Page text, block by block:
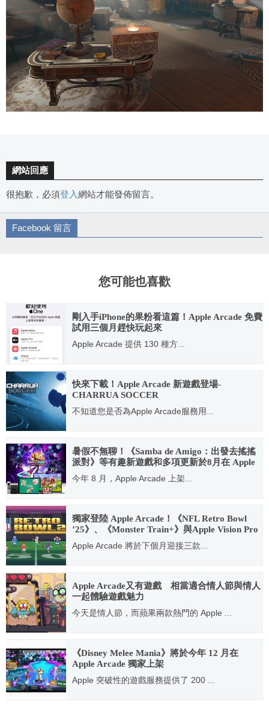
網站回應
很抱歉，必須登入網站才能發佈留言。
Facebook 留言
您可能也喜歡
剛入手iPhone的果粉看這篇！Apple Arcade 免費
試用三個月趕快玩起來
Apple Arcade 提供 130 種方...
2020.11.05
快來下載！Apple Arcade 新遊戲登場-
CHARRUA SOCCER
不知道您是否為Apple Arcade服務用...
暑假不無聊！《Samba de Amigo：出發去搖搖
派對》等有趣新遊戲和多項更新於8月在 Apple
Arcade 登場
今年 8 月，Apple Arcade 上架...
2023.08.08
獨家登陸 Apple Arcade！《NFL Retro Bowl
’25》、《Monster Train+》與Apple Vision Pro
空間遊戲《Puzzle Sculpt》9/5登場
Apple Arcade 將於下個月迎接三款...
2024.08.09
Apple Arcade又有遊戲 相當適合情人節與情人
一起體驗遊戲魅力
今天是情人節，而蘋果兩款熱門的 Apple ...
《Disney Melee Mania》將於今年 12 月在
Apple Arcade 獨家上架
Apple 突破性的遊戲服務提供了 200 ...